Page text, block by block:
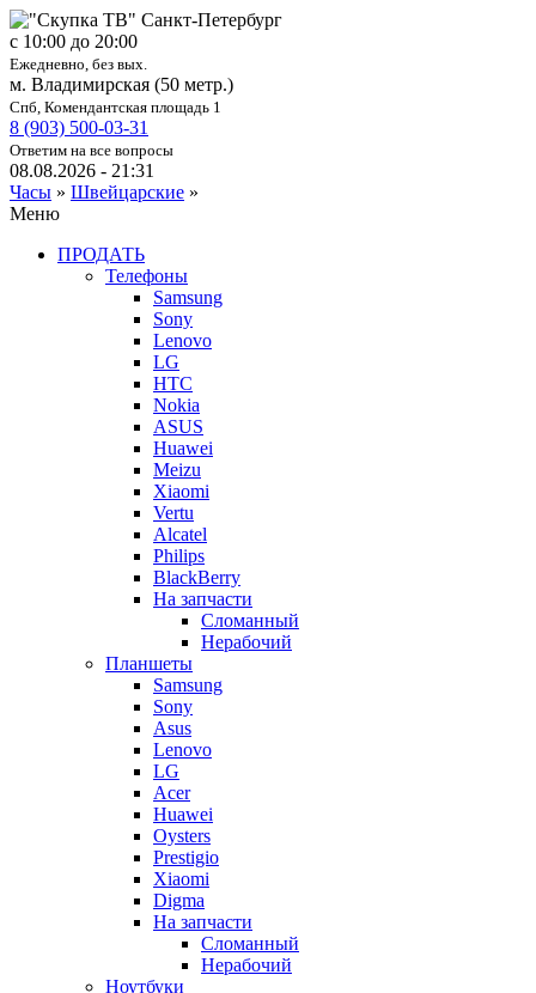
c 10:00 до 20:00
Ежедневно, без вых.
м. Владимирская (50 метр.)
Спб, Комендантская площадь 1
8 (903) 500-03-31
Ответим на все вопросы
08.08.2026 - 21:31
Часы » Швейцарские »
Меню
ПРОДАТЬ
Телефоны
Samsung
Sony
Lenovo
LG
HTC
Nokia
ASUS
Huawei
Meizu
Xiaomi
Vertu
Alcatel
Philips
BlackBerry
На запчасти
Сломанный
Нерабочий
Планшеты
Samsung
Sony
Asus
Lenovo
LG
Acer
Huawei
Oysters
Prestigio
Xiaomi
Digma
На запчасти
Сломанный
Нерабочий
Ноутбуки